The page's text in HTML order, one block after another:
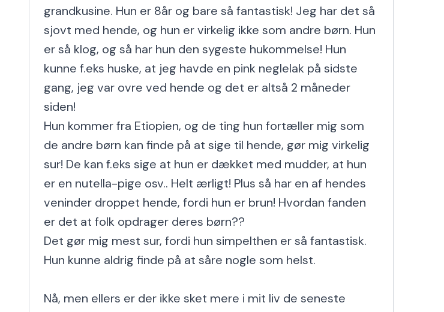
grandkusine. Hun er 8år og bare så fantastisk! Jeg har det så
sjovt med hende, og hun er virkelig ikke som andre børn. Hun
er så klog, og så har hun den sygeste hukommelse! Hun
kunne f.eks huske, at jeg havde en pink neglelak på sidste
gang, jeg var ovre ved hende og det er altså 2 måneder
siden!
Hun kommer fra Etiopien, og de ting hun fortæller mig som
de andre børn kan finde på at sige til hende, gør mig virkelig
sur! De kan f.eks sige at hun er dækket med mudder, at hun
er en nutella-pige osv.. Helt ærligt! Plus så har en af hendes
veninder droppet hende, fordi hun er brun! Hvordan fanden
er det at folk opdrager deres børn??
Det gør mig mest sur, fordi hun simpelthen er så fantastisk.
Hun kunne aldrig finde på at såre nogle som helst.
Nå, men ellers er der ikke sket mere i mit liv de seneste